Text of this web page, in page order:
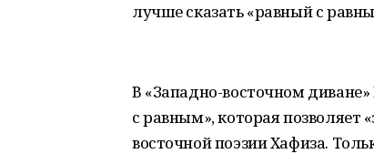
лучше сказать «равный с
В «Западно-восточном
с равным», которая
восточной поэзии Хафиза.